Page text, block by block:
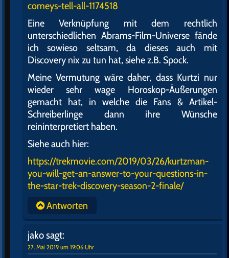
comeys-tell-all-1174518
Eine Verknüpfung mit dem rechtlich
unterschiedlichen Abrams-Film-Universe fände
ich sowieso seltsam, da dieses auch mit
Discovery nix zu tun hat, siehe z.B. Spock.
Meine Vermutung wäre daher, dass Kurtzi nur
wieder sehr wage Horoskop-Äußerungen
gemacht hat, in welche die Fans & Artikel-
Schreiberlinge dann ihre Wünsche
reininterpretiert haben.
Siehe auch hier:
https://trekmovie.com/2019/03/26/kurtzman-
you-will-get-an-answer-to-your-questions-in-
the-star-trek-discovery-season-2-finale/
Antworten
jakosagt:
27. Mai 2019 um 19:06 Uhr